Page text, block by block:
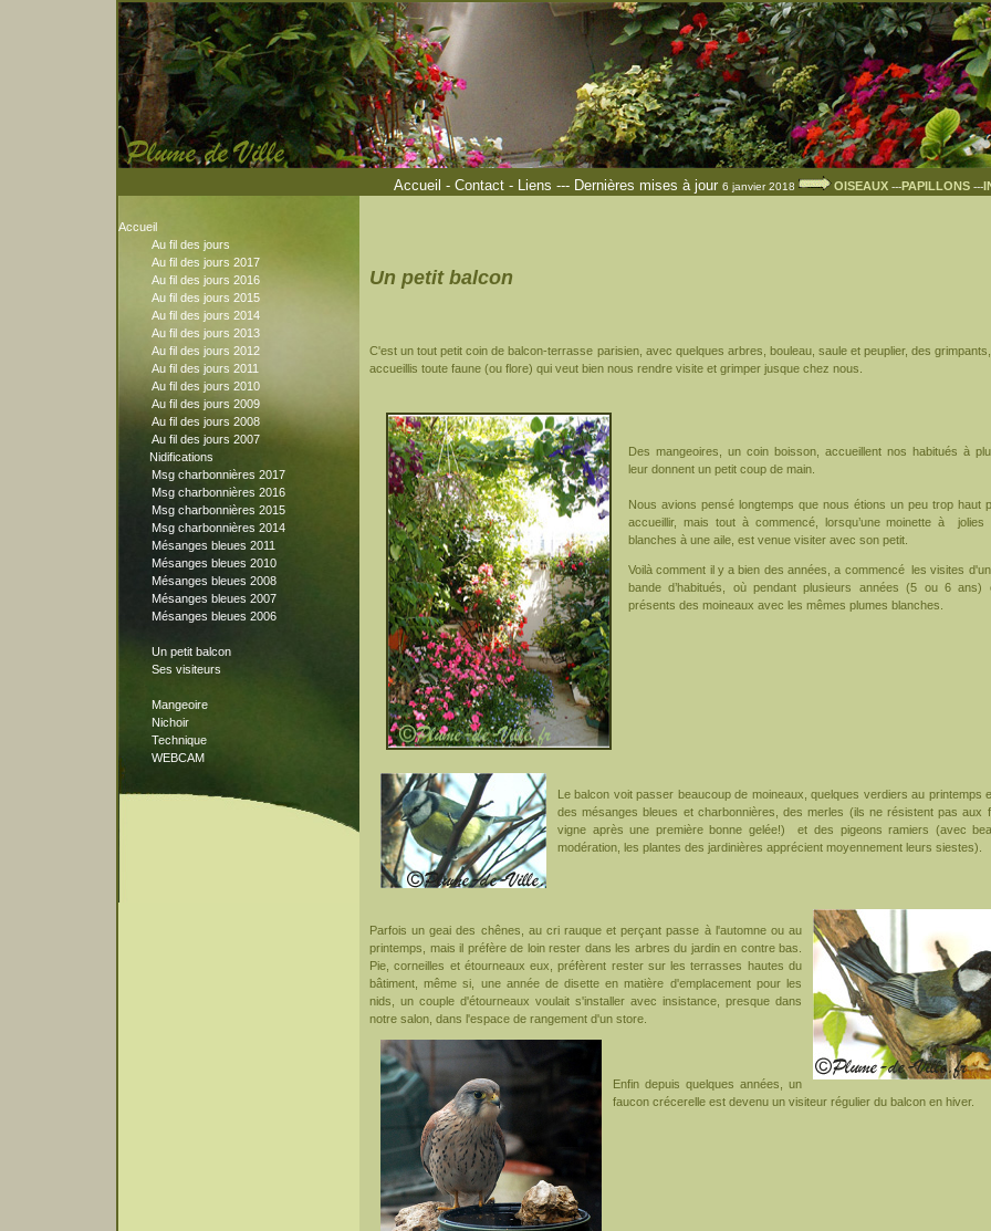
Accueil - Contact- Liens --- Dernières mises à jour 6 janvier 2018 OISEAUX ---PAPILLONS ---
Accueil
Au fil des jours
Au fil des jours 2017
Au fil des jours 2016
Au fil des jours 2015
Au fil des jours 2014
Au fil des jours 2013
Au fil des jours 2012
Au fil des jours 2011
Au fil des jours 2010
Au fil des jours 2009
Au fil des jours 2008
Au fil des jours 2007
Nidifications
Msg charbonnières 2017
Msg charbonnières 2016
Msg charbonnières 2015
Msg charbonnières 2014
Mésanges bleues 2011
Mésanges bleues 2010
Mésanges bleues 2008
Mésanges bleues 2007
Mésanges bleues 2006
Un petit balcon
Ses visiteurs
Mangeoire
Nichoir
Technique
WEBCAM
Un petit balcon
C'est un tout petit coin de balcon-terrasse parisien, avec quelques arbres, bouleau, saule et peuplier, des
accueillis toute faune (ou flore) qui veut bien nous rendre visite et grimper jusque chez nous.
Des mangeoires, un coin boisson, accueillent nos habitués à
leur donnent un petit coup de main.
Nous avions pensé longtemps que nous étions un peu trop haut
accueillir, mais tout à commencé, lorsqu’une moinette à jolies
blanches à une aile, est venue visiter avec son petit.
Voilà comment il y a bien des années, a commencé les visites
bande d’habitués, où pendant plusieurs années (5 ou 6 ans)
présents des moineaux avec les mêmes plumes blanches.
Le balcon voit passer beaucoup de moineaux, quelques verdiers au printemps
des mésanges bleues et charbonnières, des merles (ils ne résistent pas aux
vigne après une première bonne gelée!) et des pigeons ramiers (avec
modération, les plantes des jardinières apprécient moyennement leurs siestes).
Parfois un geai des chênes, au cri rauque et perçant passe à l'automne ou au
printemps, mais il préfère de loin rester dans les arbres du jardin en contre bas.
Pie, corneilles et étourneaux eux, préfèrent rester sur les terrasses hautes du
bâtiment, même si, une année de disette en matière d'emplacement pour les
nids, un couple d'étourneaux voulait s'installer avec insistance, presque dans
notre salon, dans l'espace de rangement d'un store.
Enfin depuis quelques années, un
faucon crécerelle est devenu un visiteur régulier du balcon en hiver.